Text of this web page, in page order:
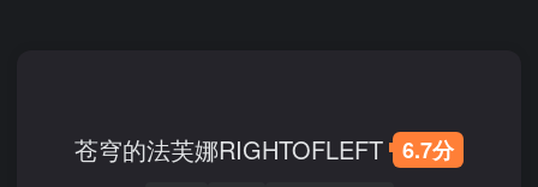
苍穹的法芙娜RIGHTOFLEFT 6.7分